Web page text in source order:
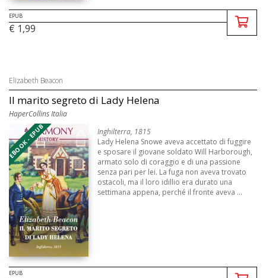
EPUB
€ 1,99
Elizabeth Beacon
Il marito segreto di Lady Helena
HaperCollins Italia
EBOOK - EPUB
Inghilterra, 1815
Lady Helena Snowe aveva accettato di fuggire
e sposare il giovane soldato Will Harborough,
armato solo di coraggio e di una passione
senza pari per lei. La fuga non aveva trovato
ostacoli, ma il loro idillio era durato una
settimana appena, perché il fronte aveva ...
EPUB